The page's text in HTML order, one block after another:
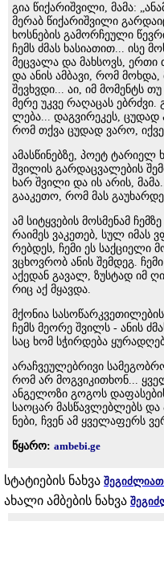
გია წი­ქა­რიშ­ვი­ლი, მამა:
მე­რაბ წი­ქა­რიშ­ვი­ლი
ხოს­ნე­ბის გა­მორ­ჩე­უ­ლი
ჩემს ძმას ხა­სი­ა­თით... ისე
მეც­ვა­ლა და მახ­სოვს, ერთი
და ანის ამ­ბა­ვი, რომ
შევ­ხვდი... აი, იმ მო­მენტს
მერე უკვე რა­ღა­ცას ებ­რძვი.
ლე­ბა... დაგ­ვი­რე­კეს, ცუ­დად
რომ თქვა ცუ­დად ვარო,
ამასწი­ნებ­ზე, პოეტ ტა­რი­ელ
შვი­ლის გარ­დაც­ვა­ლე­ბის
ხარ შვი­ლი და ის არის,
გა­ა­კე­თო, რომ მას
ამ სი­ტყვე­ბის მოს­მე­ნამ
რა­ი­მეს ვა­კე­თებ, სულ იმას
რებ­დეს, ჩემი ეს საქ­ცი­ე­ლი
ვცხოვ­რობ ანის შემ­დეგ.
აქე­დან გა­ვალ, ზუს­ტად იმ
რიც აქ მყავ­და.
მქო­ნია
ჩემს მე­ო­რე შვილს - ანის
საც ხომ სჭირ­დე­ბა
არაჩ­ვე­უ­ლებ­რი­ვი
რომ არ მოგ­ვი­კი­თხონ...
ან­გე­ლო­ზი გო­გოს
სა­ო­ცარ მას­წავ­ლებ­ლებს
ნე­ბი, ჩვენ ამ ყვე­ლა­ფერს
წყარო: ambebi.ge
სტატიების ნახვა
ახალი ამბების ნახვა